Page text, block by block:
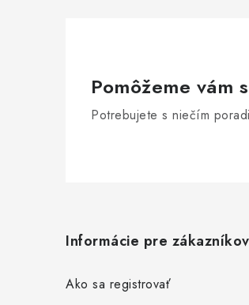
Pomôžeme vám
Potrebujete s niečím
Informácie pre zákazníkov
Ako sa registrovať